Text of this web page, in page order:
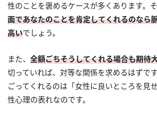
性のことを褒めるケースが多くあります。そ
面であなたのことを肯定してくれるのなら
高いでしょう。
また、 全額ごちそうしてくれる場合も期待
切っていれば、対等な関係を求めるはずで
ごってくれるのは「女性に良いところを見
性心理の表れなのです。